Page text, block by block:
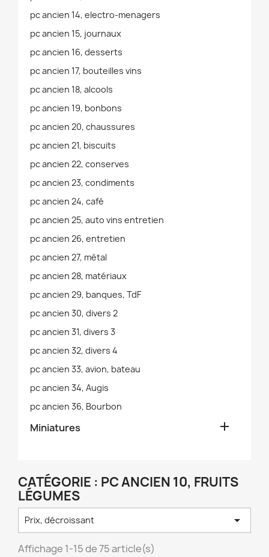
pc ancien 14, electro-menagers
pc ancien 15, journaux
pc ancien 16, desserts
pc ancien 17, bouteilles vins
pc ancien 18, alcools
pc ancien 19, bonbons
pc ancien 20, chaussures
pc ancien 21, biscuits
pc ancien 22, conserves
pc ancien 23, condiments
pc ancien 24, café
pc ancien 25, auto vins entretien
pc ancien 26, entretien
pc ancien 27, métal
pc ancien 28, matériaux
pc ancien 29, banques, TdF
pc ancien 30, divers 2
pc ancien 31, divers 3
pc ancien 32, divers 4
pc ancien 33, avion, bateau
pc ancien 34, Augis
pc ancien 36, Bourbon
Miniatures 
CATÉGORIE : PC ANCIEN 10, FRUITS
LÉGUMES
Prix, décroissant 
Affichage 1-15 de 75 article(s)